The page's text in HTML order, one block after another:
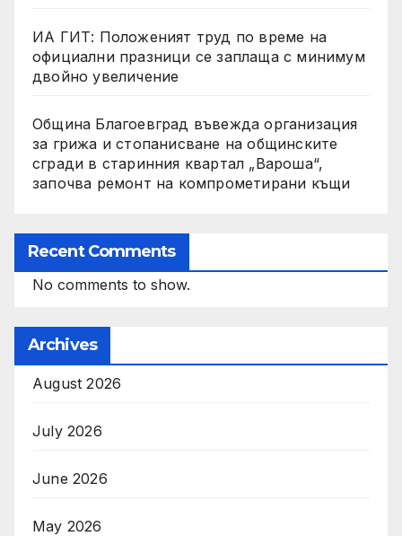
ИА ГИТ: Положеният труд по време на
официални празници се заплаща с минимум
двойно увеличение
Община Благоевград въвежда организация
за грижа и стопанисване на общинските
сгради в старинния квартал „Вароша“,
започва ремонт на компрометирани къщи
Recent Comments
No comments to show.
Archives
August 2026
July 2026
June 2026
May 2026